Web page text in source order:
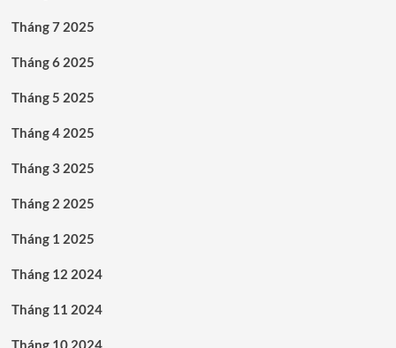
Tháng 7 2025
Tháng 6 2025
Tháng 5 2025
Tháng 4 2025
Tháng 3 2025
Tháng 2 2025
Tháng 1 2025
Tháng 12 2024
Tháng 11 2024
Tháng 10 2024